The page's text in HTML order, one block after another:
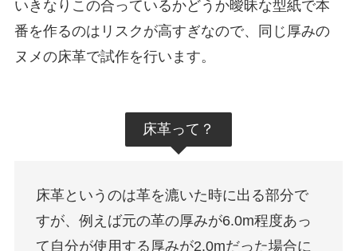
いきなりこの合っているかどうか曖昧な型紙で本
番を作るのはリスクが高すぎなので、同じ厚みの
ヌメの床革で試作を行います。
床革って？
床革というのは革を漉いた時に出る部分で
すが、例えば元の革の厚みが6.0m程度あっ
て自分が使用する厚みが2.0mだった場合に